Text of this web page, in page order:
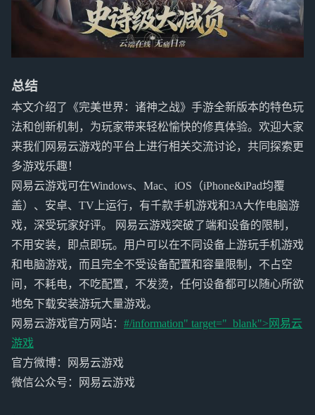
总结
本文介绍了《完美世界：诸神之战》手游全新版本的特色玩
法和创新机制，为玩家带来轻松愉快的修真体验。欢迎大家
来我们网易云游戏的平台上进行相关交流讨论，共同探索更
多游戏乐趣！
网易云游戏可在Windows、Mac、iOS（iPhone&iPad均覆
盖）、安卓、TV上运行，有千款手机游戏和3A大作电脑游
戏，深受玩家好评。 网易云游戏突破了端和设备的限制，
不用安装，即点即玩。用户可以在不同设备上游玩手机游戏
和电脑游戏，而且完全不受设备配置和容量限制，不占空
间，不耗电，不吃配置，不发烫，任何设备都可以随心所欲
地免下载安装游玩大量游戏。
网易云游戏官方网站： #/information" target="_blank"> 网易云
游戏
官方微博：网易云游戏
微信公众号：网易云游戏